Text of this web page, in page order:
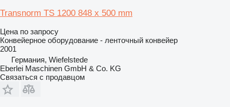
Transnorm TS 1200 848 x 500 mm
Цена по запросу
Конвейерное оборудование - ленточный конвейер
2001
Германия, Wiefelstede
Eberlei Maschinen GmbH & Co. KG
Связаться с продавцом